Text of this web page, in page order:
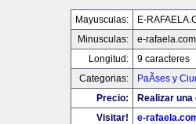
Mayusculas:
E-
Minusculas:
e-rafaela.com
Longitud:
9 caracteres
Categorias:
PaÃ­ses y
Precio:
Realizar
Visitar!
e-